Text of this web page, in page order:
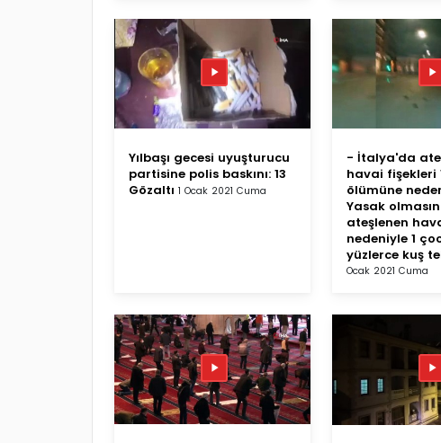
Yılbaşı gecesi uyuşturucu
partisine polis baskını: 13
Gözaltı 1 Ocak 2021 Cuma
- İtalya'da
havai fişekleri
ölümüne
Yasak
ateşlenen
nedeniyle 1
yüzlerce kuş
Ocak 2021 Cuma